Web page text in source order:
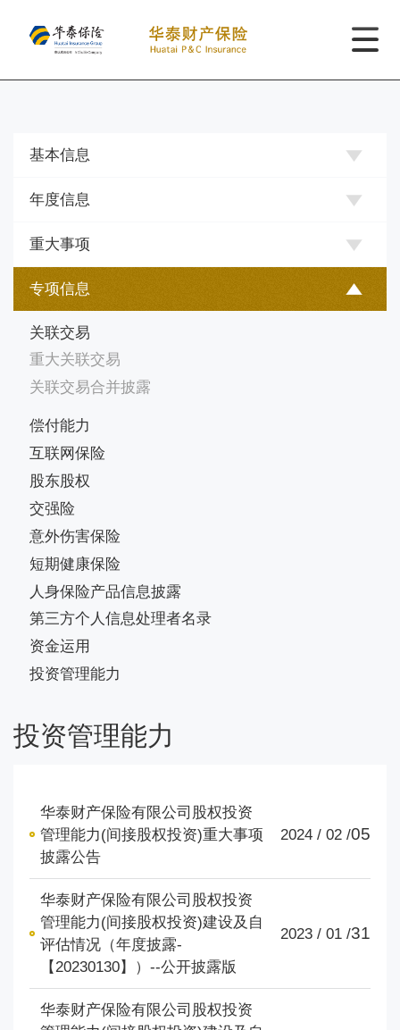
基本信息
年度信息
重大事项
专项信息
关联交易
重大关联交易
关联交易合并披露
偿付能力
互联网保险
股东股权
交强险
意外伤害保险
短期健康保险
人身保险产品信息披露
第三方个人信息处理者名录
资金运用
投资管理能力
投资管理能力
华泰财产保险有限公司股权投资
管理能力(间接股权投资)重大事项
披露公告
2024 / 02 /05
华泰财产保险有限公司股权投资
管理能力(间接股权投资)建设及自
评估情况（年度披露-
【20230130】）--公开披露版
2023 / 01 /31
华泰财产保险有限公司股权投资